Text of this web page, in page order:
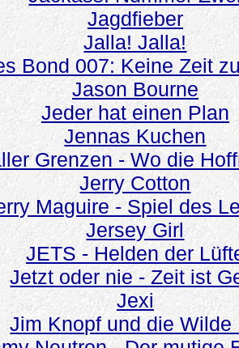
Jagdfieber
Jalla! Jalla!
Bond 007: Keine Zeit
Jason Bourne
Jeder hat einen Plan
Jennas Kuchen
Grenzen - Wo die
Jerry Cotton
Maguire - Spiel des
Jersey Girl
JETS - Helden der
Jetzt oder nie - Zeit ist
Jexi
Jim Knopf und die Wilde